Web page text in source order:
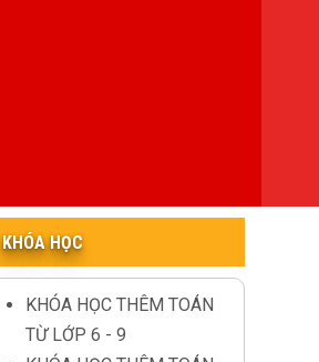
KHÓA HỌC
KHÓA HỌC THÊM TOÁN
TỪ LỚP 6 - 9